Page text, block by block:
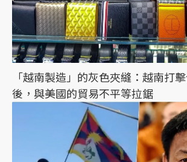
「越南製造」的灰色夾縫：越南打
後，與美國的貿易不平等拉鋸